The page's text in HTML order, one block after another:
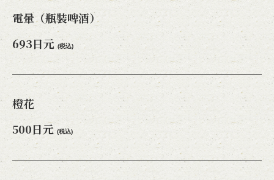
電暈（瓶裝啤酒）
693日元 (税込)
橙花
500日元 (税込)